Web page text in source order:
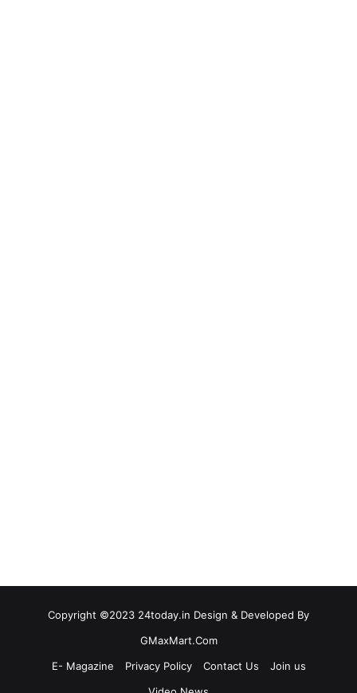
Copyright ©2023 24today.in Design & Developed By
GMaxMart.Com
E- Magazine
Privacy Policy Contact Us
Join us